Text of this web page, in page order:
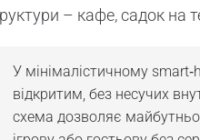
– кафе, садок на
У мінімалістичному
відкритим, без несучих
схема дозволяє